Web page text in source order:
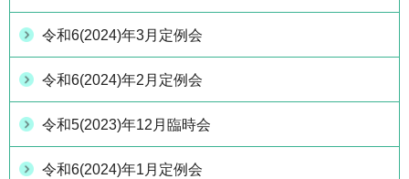
令和6(2024)年3月定例会
令和6(2024)年2月定例会
令和5(2023)年12月臨時会
令和6(2024)年1月定例会